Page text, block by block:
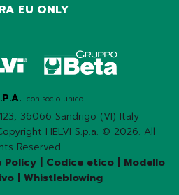
EU ONLY
con socio unico
36066 Sandrigo (VI) Italy
HELVI S.p.a. © 2026. All
Reserved
Policy| Codice etico| Modello
| Whistleblowing